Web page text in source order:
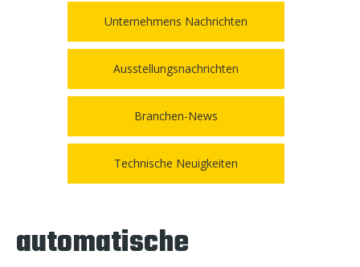
Unternehmens Nachrichten
Ausstellungsnachrichten
Branchen-News
Technische Neuigkeiten
automatische